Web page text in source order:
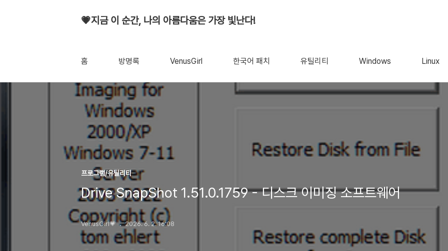
💗지금 이 순간, 나의 아름다움은 가장 빛난다!
홈 방명록 VenusGirl 한국어 패치 유틸리티 Windows Linux
프로그램/유틸리티
Drive SnapShot 1.51.0.1759 - 디스크 이미징 소프트웨어
VenusGirl💗 2026. 6. 2. 16:08